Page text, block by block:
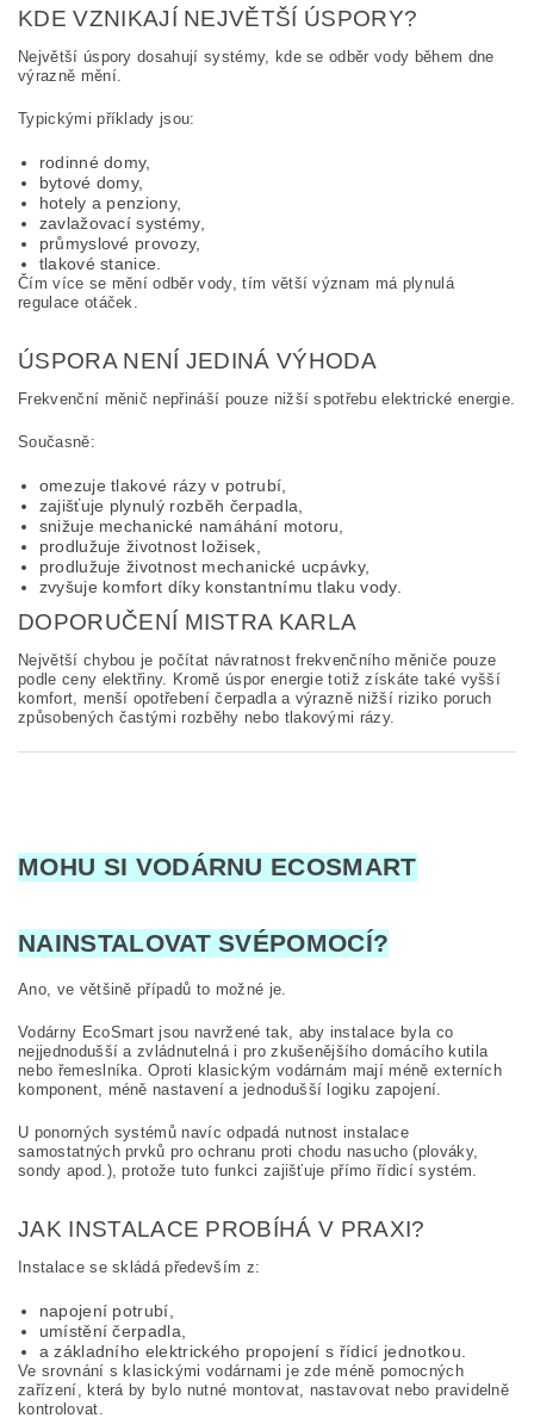
KDE VZNIKAJÍ NEJVĚTŠÍ ÚSPORY?
Největší úspory dosahují systémy, kde se odběr vody během dne
výrazně mění.
Typickými příklady jsou:
rodinné domy,
bytové domy,
hotely a penziony,
zavlažovací systémy,
průmyslové provozy,
tlakové stanice.
Čím více se mění odběr vody, tím větší význam má plynulá
regulace otáček.
ÚSPORA NENÍ JEDINÁ VÝHODA
Frekvenční měnič nepřináší pouze nižší spotřebu elektrické energie.
Současně:
omezuje tlakové rázy v potrubí,
zajišťuje plynulý rozběh čerpadla,
snižuje mechanické namáhání motoru,
prodlužuje životnost ložisek,
prodlužuje životnost mechanické ucpávky,
zvyšuje komfort díky konstantnímu tlaku vody.
DOPORUČENÍ MISTRA KARLA
Největší chybou je počítat návratnost frekvenčního měniče pouze
podle ceny elektřiny. Kromě úspor energie totiž získáte také vyšší
komfort, menší opotřebení čerpadla a výrazně nižší riziko poruch
způsobených častými rozběhy nebo tlakovými rázy.
MOHU SI VODÁRNU ECOSMART
NAINSTALOVAT SVÉPOMOCÍ?
Ano, ve většině případů to možné je.
Vodárny EcoSmart jsou navržené tak, aby instalace byla co
nejjednodušší a zvládnutelná i pro zkušenějšího domácího kutila
nebo řemeslníka. Oproti klasickým vodárnám mají méně externích
komponent, méně nastavení a jednodušší logiku zapojení.
U ponorných systémů navíc odpadá nutnost instalace
samostatných prvků pro ochranu proti chodu nasucho (plováky,
sondy apod.), protože tuto funkci zajišťuje přímo řídicí systém.
JAK INSTALACE PROBÍHÁ V PRAXI?
Instalace se skládá především z:
napojení potrubí,
umístění čerpadla,
a základního elektrického propojení s řídicí jednotkou.
Ve srovnání s klasickými vodárnami je zde méně pomocných
zařízení, která by bylo nutné montovat, nastavovat nebo pravidelně
kontrolovat.